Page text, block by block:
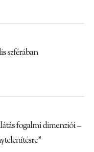
szférában
fogalmi dimenziói –